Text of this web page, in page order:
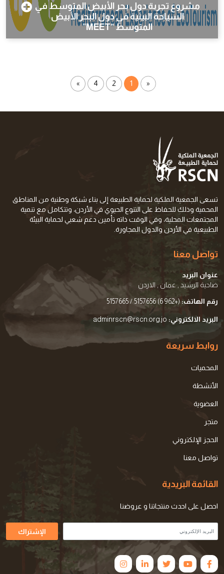
مشروع تجربة دول بحر الأبيض المتوسط في
السياحة البيئية في دول البحر الأبيض
المتوسط “MEET”
«
1
2
4
»
تسعى الجمعية الملكية لحماية الطبيعة إلى بناء شبكة وطنية من المناطق
المحمية وذلك للحفاظ على التنوع الحيوي في الأردن، وتتكامل مع تنمية
المجتمعات المحلية، وفي الوقت ذاته تأمين دعم شعبي لحماية البيئة
الطبيعية في الأردن والدول المجاورة.
تواصل معنا
عنوان البريد
ضاحية الرشيد , عمان , الاردن
رقم الهاتف: (+962 6) 5157656 / 5157665
البريد الالكتروني: adminrscn@rscn.org.jo
روابط سريعة
المحميات
الأنشطة
العضوية
متجر
الحجز الإلكتروني
تواصل معنا
القائمة البريدية
احصل على احدث منتجاتنا و عروضنا
الإشتراك